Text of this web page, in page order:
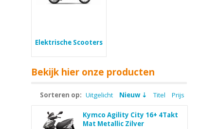
Elektrische Scooters
Bekijk hier onze producten
Sorteren op: Uitgelicht Nieuw Titel Prijs
Kymco Agility City 16+ 4Takt
Mat Metallic Zilver